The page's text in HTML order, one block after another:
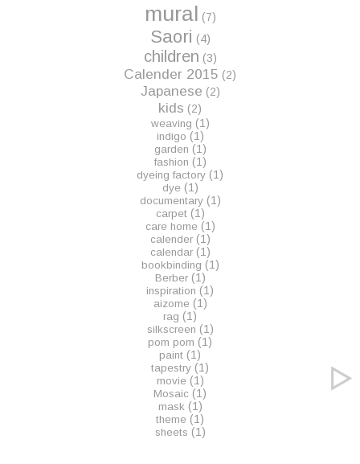
mural (7)
Saori (4)
children (3)
Calender 2015 (2)
Japanese (2)
kids (2)
weaving (1)
indigo (1)
garden (1)
fashion (1)
dyeing factory (1)
dye(1)
documentary(1)
carpet(1)
care home(1)
calender(1)
calendar(1)
bookbinding (1)
Berber(1)
inspiration (1)
aizome(1)
rag (1)
silkscreen (1)
pom pom (1)
paint (1)
tapestry (1)
movie(1)
Mosaic (1)
mask (1)
theme (1)
sheets (1)